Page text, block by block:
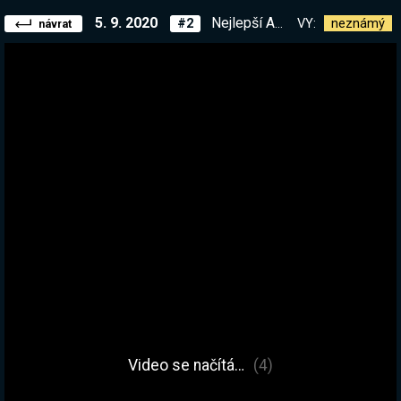
návrat 5. 9. 2020 #2 Nejlepší Alerty CZ/SK :D Můj císař změnil zákony, jde se vraždit! VY: neznámý
Video se načítá… (4)